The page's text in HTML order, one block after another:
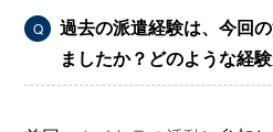
Q
過去の派遣経験は、今回
ましたか？どのような経